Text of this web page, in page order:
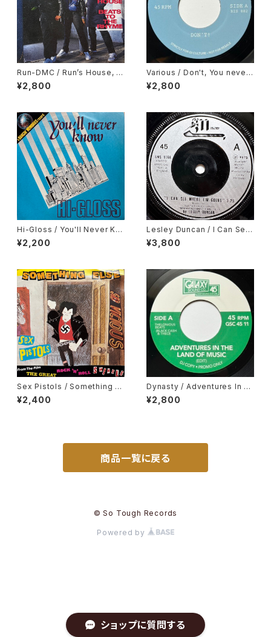
ショップに質問する
Run-DMC / Run’s House, B
eats To The Rhyme
¥2,800
Various / Don't, You never
Come Closer
¥2,800
Hi-Gloss / You'll Never Kn
ow
¥2,200
Lesley Duncan / I Can See
Where I'm Going
¥3,800
Sex Pistols / Something El
se
¥2,400
Dynasty / Adventures In T
he Land Of Music, Cesar M
ariano & Cia / Metropole
¥2,800
商品一覧に戻る
© So Tough Records
Powered by